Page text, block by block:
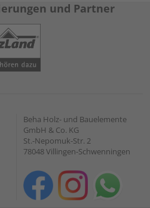
und Partner
Beha Holz- und Bauelemente
GmbH & Co. KG
St.-Nepomuk-Str. 2
78048 Villingen-Schwenningen